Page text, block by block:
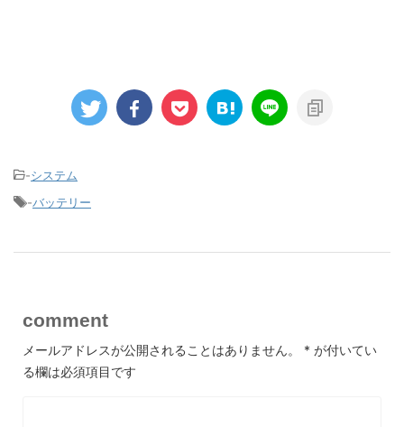
-システム
-バッテリー
comment
メールアドレスが公開されることはありません。 * が付いてい
る欄は必須項目です